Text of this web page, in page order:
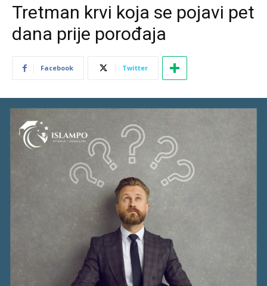
Tretman krvi koja se pojavi pet
dana prije porođaja
Facebook Twitter